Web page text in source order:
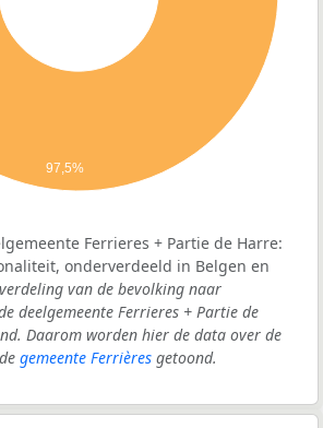
97,5%
Ferrieres + Partie de Harre:
onderverdeeld in Belgen en
van de bevolking naar
deelgemeente Ferrieres + Partie de
Daarom worden hier de data over de
gemeente Ferrières getoond.